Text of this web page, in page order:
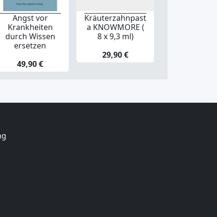
Angst vor
Krankheiten
durch Wissen
ersetzen
49,90 €
Kräuterzahnpast
a KNOWMORE (
8 x 9,3 ml)
29,90 €